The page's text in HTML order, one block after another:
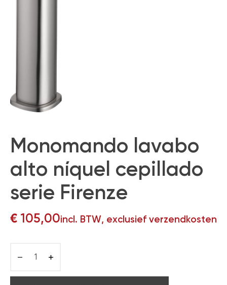
Monomando lavabo
alto níquel cepillado
serie Firenze
€ 105,00incl. BTW, exclusief verzendkosten